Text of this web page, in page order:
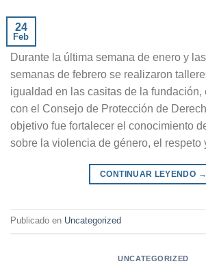
24
Feb
Durante la última semana de enero y
semanas de febrero se realizaron
igualdad en las casitas de la fundación,
con el Consejo de Protección de
objetivo fue fortalecer el conocimiento
sobre la violencia de género, el respeto
CONTINUAR LEYENDO →
Publicado en Uncategorized
UNCATEGORIZED